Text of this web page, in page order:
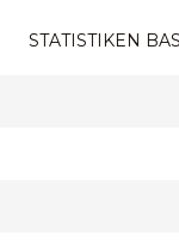
STATISTIKEN